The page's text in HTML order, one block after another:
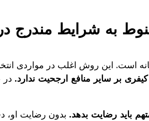
است. این روش اغلب در مواردی
بر سایر منافع ارجحیت ندارد. در
باید رضایت بدهد. بدون رضایت او،